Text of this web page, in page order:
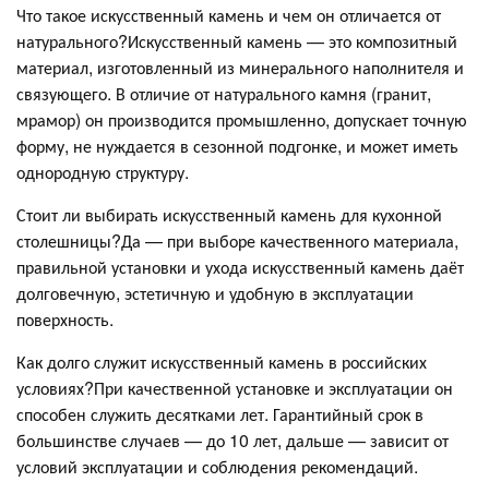
Что такое искусственный камень и чем он отличается от
натурального?Искусственный камень — это композитный
материал, изготовленный из минерального наполнителя и
связующего. В отличие от натурального камня (гранит,
мрамор) он производится промышленно, допускает точную
форму, не нуждается в сезонной подгонке, и может иметь
однородную структуру.
Стоит ли выбирать искусственный камень для кухонной
столешницы?Да — при выборе качественного материала,
правильной установки и ухода искусственный камень даёт
долговечную, эстетичную и удобную в эксплуатации
поверхность.
Как долго служит искусственный камень в российских
условиях?При качественной установке и эксплуатации он
способен служить десятками лет. Гарантийный срок в
большинстве случаев — до 10 лет, дальше — зависит от
условий эксплуатации и соблюдения рекомендаций.